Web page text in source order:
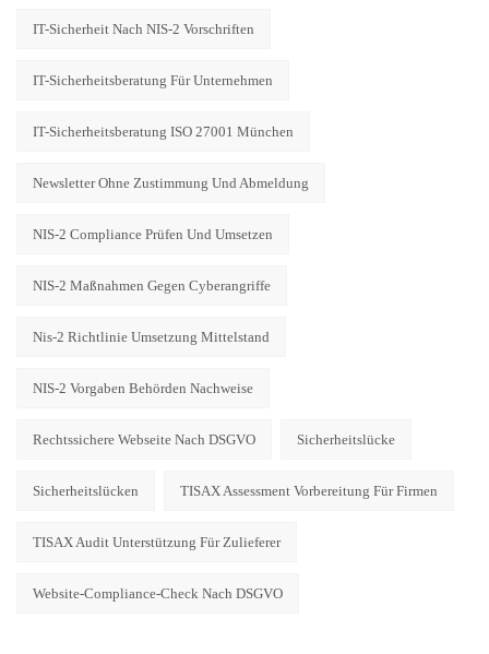
IT-Sicherheit Nach NIS-2 Vorschriften
IT-Sicherheitsberatung Für Unternehmen
IT-Sicherheitsberatung ISO 27001 München
Newsletter Ohne Zustimmung Und Abmeldung
NIS-2 Compliance Prüfen Und Umsetzen
NIS-2 Maßnahmen Gegen Cyberangriffe
Nis-2 Richtlinie Umsetzung Mittelstand
NIS-2 Vorgaben Behörden Nachweise
Rechtssichere Webseite Nach DSGVO Sicherheitslücke
Sicherheitslücken TISAX Assessment Vorbereitung Für Firmen
TISAX Audit Unterstützung Für Zulieferer
Website-Compliance-Check Nach DSGVO